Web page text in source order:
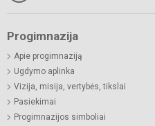
Progimnazija
Apie progimnaziją
Ugdymo aplinka
Vizija, misija, vertybės, tikslai
Pasiekimai
Progimnazijos simboliai